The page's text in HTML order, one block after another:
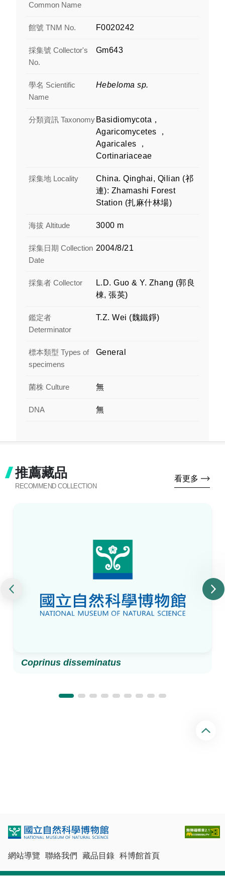
Common Name
館號 TNM No. F0020242
採集號 Collector's
No.
Gm643
學名 Scientific
Name
Hebeloma sp.
分類資訊 Taxonomy Basidiomycota，
Agaricomycetes ，
Agaricales ，
Cortinariaceae
採集地 Locality
China. Qinghai, Qilian (祁
連): Zhamashi Forest
Station (扎麻什林場)
海拔 Altitude 3000 m
採集日期 Collection
Date
2004/8/21
採集者 Collector
L.D. Guo & Y. Zhang (郭良
棟, 張英)
鑑定者
Determinator
T.Z. Wei (魏鐵錚)
標本類型 Types of
specimens
General
菌株 Culture 無
DNA 無
推薦藏品
RECOMMEND COLLECTION
看更多
Coprinus disseminatus
網站導覽 聯絡我們 藏品目錄 科博館首頁
回
頂
端